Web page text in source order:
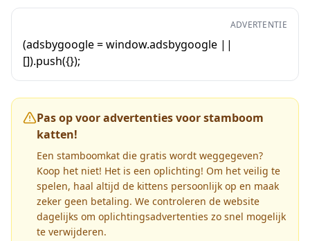
ADVERTENTIE
(adsbygoogle = window.adsbygoogle ||
[]).push({});
Pas op voor advertenties voor stamboom
katten!
Een stamboomkat die gratis wordt weggegeven?
Koop het niet! Het is een oplichting! Om het veilig te
spelen, haal altijd de kittens persoonlijk op en maak
zeker geen betaling. We controleren de website
dagelijks om oplichtingsadvertenties zo snel mogelijk
te verwijderen.